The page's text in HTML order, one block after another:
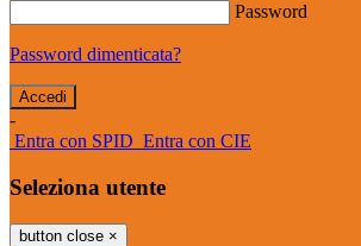
Password
Password dimenticata?
-
Entra con SPID Entra con CIE
Seleziona utente
button close ×